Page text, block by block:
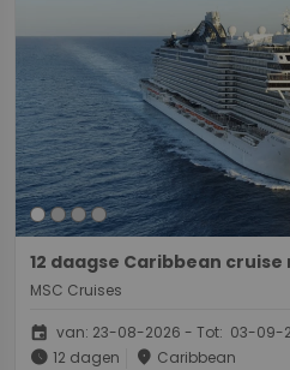
12 daagse Caribbean cruise
MSC Cruises
event van: 23-08-2026 - Tot: 03-09-
schedule 12 dagen place Caribbean